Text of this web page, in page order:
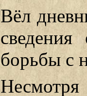
Вёл
борьбы с